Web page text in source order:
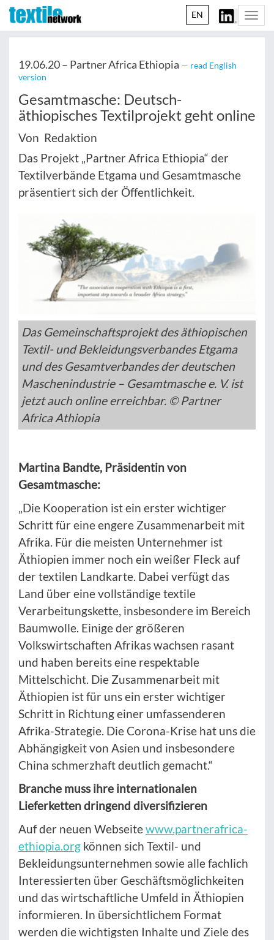
EN
19.06.20 – Partner Africa Ethiopia — read English
version
Gesamtmasche: Deutsch-
äthiopisches Textilprojekt geht online
Von Redaktion
Das Projekt „Partner Africa Ethiopia“ der
Textilverbände Etgama und Gesamtmasche
präsentiert sich der Öffentlichkeit.
Das Gemeinschaftsprojekt des äthiopischen
Textil- und Bekleidungsverbandes Etgama
und des Gesamtverbandes der deutschen
Maschenindustrie – Gesamtmasche e. V. ist
jetzt auch online erreichbar. © Partner
Africa Athiopia
Martina Bandte, Präsidentin von
Gesamtmasche:
„Die Kooperation ist ein erster wichtiger
Schritt für eine engere Zusammenarbeit mit
Afrika. Für die meisten Unternehmer ist
Äthiopien immer noch ein weißer Fleck auf
der textilen Landkarte. Dabei verfügt das
Land über eine vollständige textile
Verarbeitungskette, insbesondere im Bereich
Baumwolle. Einige der größeren
Volkswirtschaften Afrikas wachsen rasant
und haben bereits eine respektable
Mittelschicht. Die Zusammenarbeit mit
Äthiopien ist für uns ein erster wichtiger
Schritt in Richtung einer umfassenderen
Afrika-Strategie. Die Corona-Krise hat uns die
Abhängigkeit von Asien und insbesondere
China schmerzhaft deutlich gemacht.“
Branche muss ihre internationalen
Lieferketten dringend diversifizieren
Auf der neuen Webseitewww.partnerafrica-
ethiopia.org können sich Textil- und
Bekleidungsunternehmen sowie alle fachlich
Interessierten über Geschäftsmöglichkeiten
und das wirtschaftliche Umfeld in Äthiopien
informieren. In übersichtlichem Format
werden die wichtigsten Inhalte und Ziele des